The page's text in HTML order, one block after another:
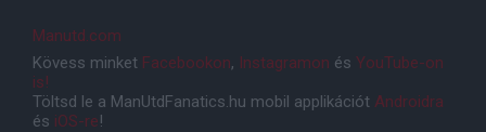
Manutd.com
Kövess minket Facebookon, Instagramon és YouTube-on
is!
Töltsd le a ManUtdFanatics.hu mobil applikációt Androidra
és iOS-re!